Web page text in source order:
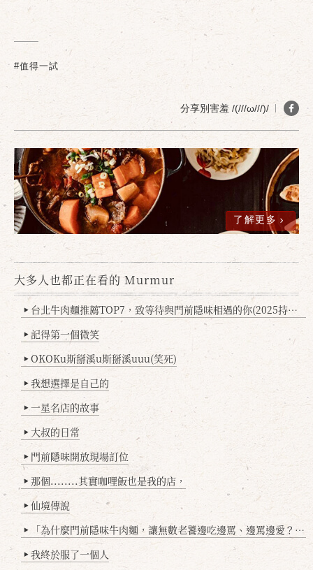
#值得一試
分享別害羞 /(///ω///)/
了解更多
大多人也都正在看的 Murmur
▶ 台北牛肉麵推薦TOP7，致等待與門前隱味相遇的你(2025持續更新
▶ 記得第一個微笑
▶ OKOKu斯掰溪u斯掰溪uuu(笑死)
▶ 我想選擇是自己的
▶ 一星名店的故事
▶ 大叔的日常
▶ 門前隱味開放現場訂位
▶ 那個........其實咖哩飯也是我的店，
▶ 仙境傳說
▶ 「為什麼門前隱味牛肉麵，讓無數老饕邊吃邊罵、邊罵邊愛？小辣雞揭密！」
▶ 我終於服了一個人